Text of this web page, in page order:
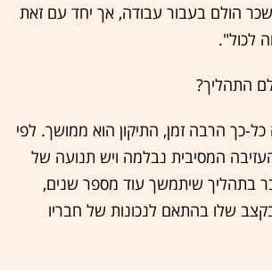
הולם בעבור עבודה, אך יחד עם זאת
לכול".
התהליך?
כך הרבה זמן, התיקון הוא ממושך. לפי
המסיבית נבלמה ויש תנועה של
בתהליך שיתמשך עוד מספר שנים,
שלו בהתאם לנכונות של חבריו